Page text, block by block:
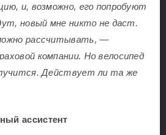
и, возможно, его попробуют
новый мне никто не даст.
рассчитывать, —
компании. Но велосипед
Действует ли та же
ассистент